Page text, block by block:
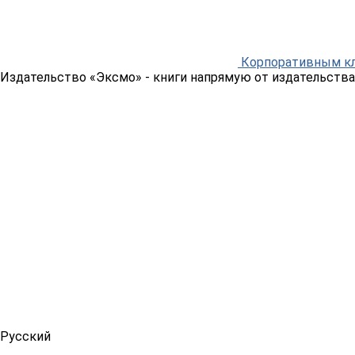
Корпоративным
Издательство «Эксмо» - книги напрямую от издательства
Русский